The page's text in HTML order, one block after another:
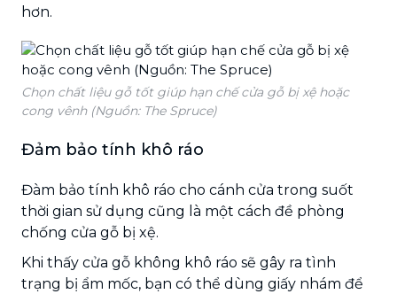
hơn.
Chọn chất liệu gỗ tốt giúp hạn chế cửa gỗ bị xệ hoặc
cong vênh (Nguồn: The Spruce)
Đảm bảo tính khô ráo
Đàm bảo tính khô ráo cho cánh cửa trong suốt
thời gian sử dụng cũng là một cách đề phòng
chống cửa gỗ bị xệ.
Khi thấy cửa gỗ không khô ráo sẽ gây ra tình
trạng bị ẩm mốc, bạn có thể dùng giấy nhám để